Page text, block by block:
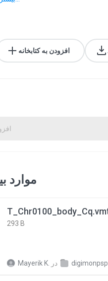
افزودن به کتابخانه
موارد
293 B
Mayerik K. در digimonpsp